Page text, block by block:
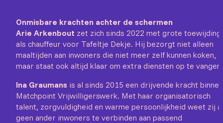
Onmisbare krachten achter de schermen
Arie Arkenbout zet zich sinds 2022 met grote toewijding
als chauffeur voor Tafeltje Dekje. Hij bezorgt niet alleen
maaltijden aan inwoners die niet meer zelf kunnen koken,
maar staat ook altijd klaar om extra diensten op te vangen.
Ina Graumans is al sinds 2015 een drijvende kracht binnen
Matchpoint Vrijwilligerswerk. Met haar organisatorisch
talent, zorgvuldigheid en warme persoonlijkheid weet zij
geen ander inwoners te verbinden aan passend